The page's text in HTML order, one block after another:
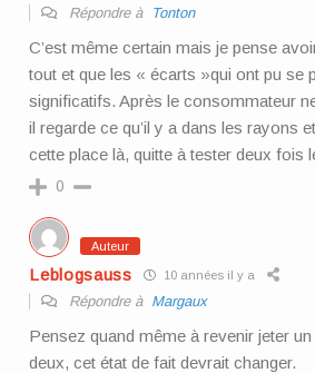
Répondre à Tonton
C’est même certain mais je pense
tout et que les « écarts »qui ont pu se
significatifs. Après le consommateur
il regarde ce qu’il y a dans les rayons
cette place là, quitte à tester deux fois
0
Auteur
Leblogsauss 10 années il y a
Répondre à Margaux
Pensez quand même à revenir jeter
deux, cet état de fait devrait changer.